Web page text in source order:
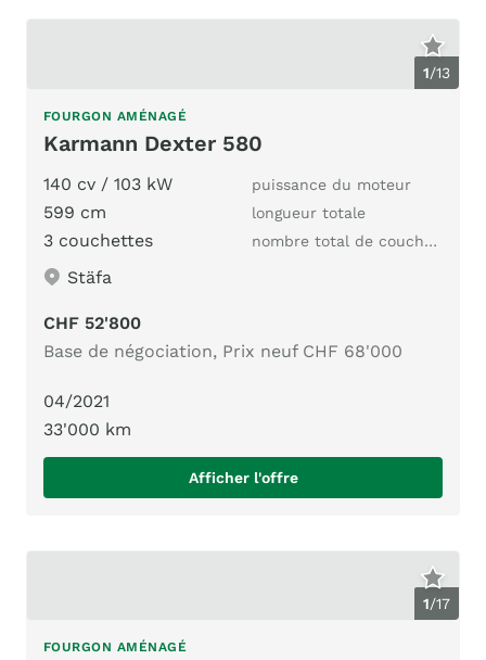
1/13
FOURGON AMÉNAGÉ
Karmann Dexter 580
140 cv / 103 kW puissance du moteur
599 cm longueur totale
3 couchettes nombre total de couchages
Stäfa
CHF 52'800
Base de négociation, Prix neuf CHF 68'000
04/2021
33'000 km
Afficher l'offre
1/17
FOURGON AMÉNAGÉ